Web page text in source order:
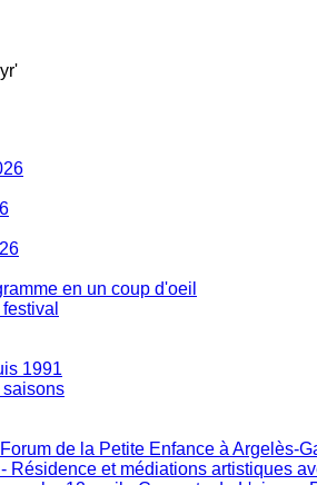
en un coup d'oeil
1991
saisons
de la Petite Enfance à Argelès-
Résidence et médiations artistiques